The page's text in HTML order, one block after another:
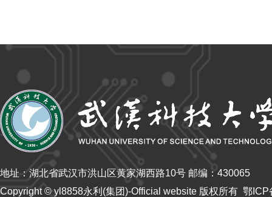
地址：湖北省武汉市洪山区黄家湖西路10号 邮编：430065
Copyright © yl8858永利(集团)-Official website 版权所有 鄂ICP